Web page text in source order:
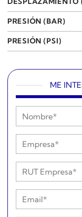
PRESIÓN (BAR)
PRESIÓN (PSI)
ME